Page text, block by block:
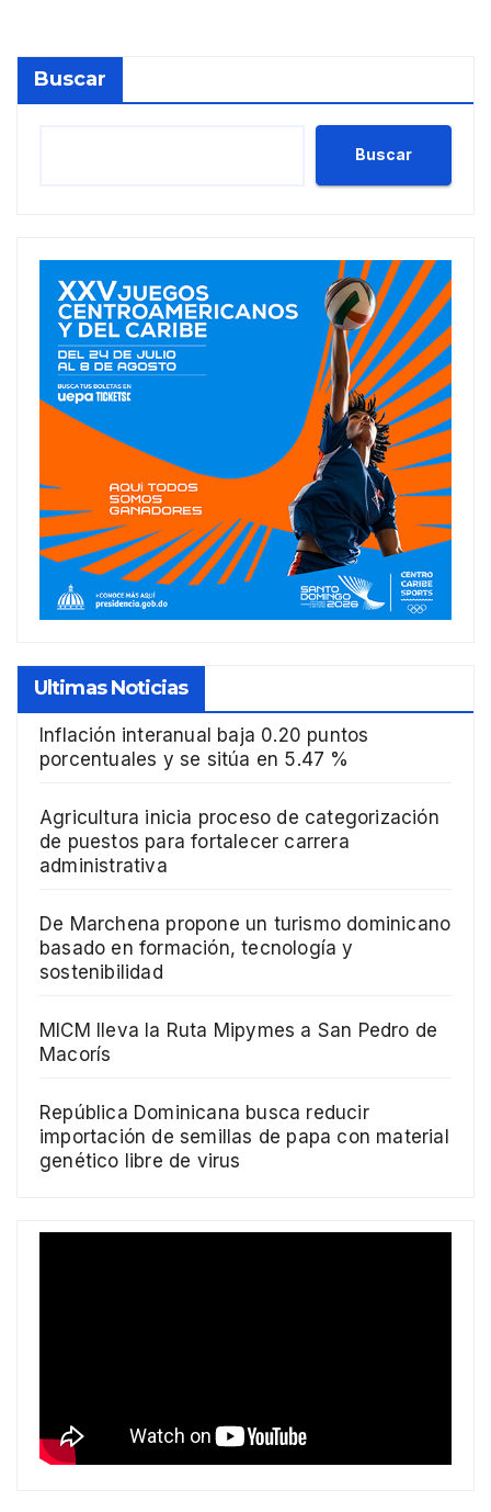
Buscar
Buscar
Ultimas Noticias
Inflación interanual baja 0.20 puntos
porcentuales y se sitúa en 5.47 %
Agricultura inicia proceso de categorización
de puestos para fortalecer carrera
administrativa
De Marchena propone un turismo dominicano
basado en formación, tecnología y
sostenibilidad
MICM lleva la Ruta Mipymes a San Pedro de
Macorís
República Dominicana busca reducir
importación de semillas de papa con material
genético libre de virus